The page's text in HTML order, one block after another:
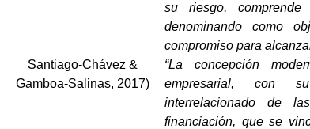
su riesgo,
denominando como
compromiso para
Santiago-Chávez &
Gamboa-Salinas, 2017)
“La concepción
empresarial, con
interrelacionado de
financiación, que se